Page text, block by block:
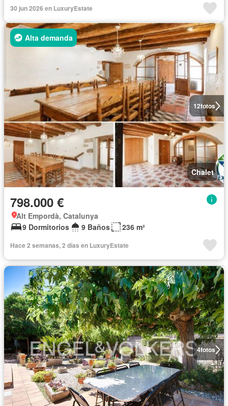
30 jun 2026 en LuxuryEstate
12fotos
Alta demanda
Chalet
798.000 €
Alt Empordà, Catalunya
9 Dormitorios
9 Baños 236 m²
Hace 2 semanas, 2 días en LuxuryEstate
4fotos